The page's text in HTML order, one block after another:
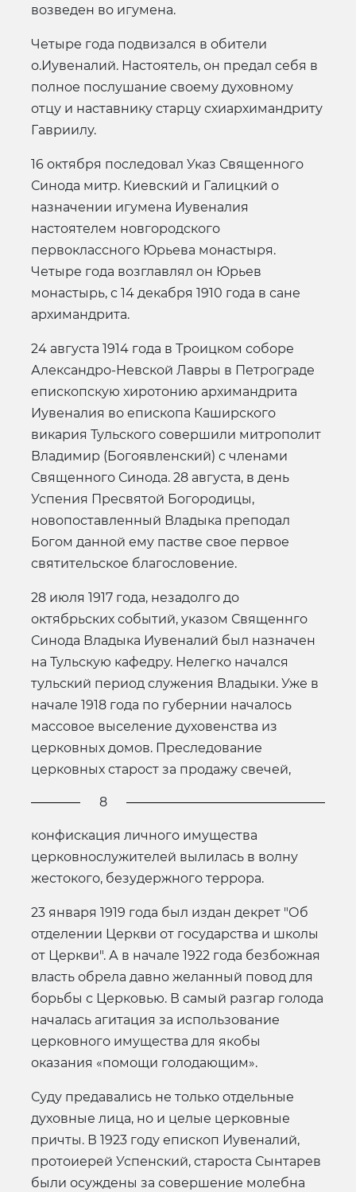
возведен во игумена.
Четыре года подвизался в обители
о.Иувеналий. Настоятель, он предал себя в
полное послушание своему духовному
отцу и наставнику старцу схиархимандриту
Гавриилу.
16 октября последовал Указ Священного
Синода митр. Киевский и Галицкий о
назначении игумена Иувеналия
настоятелем новгородского
первоклассного Юрьева монастыря.
Четыре года возглавлял он Юрьев
монастырь, с 14 декабря 1910 года в сане
архимандрита.
24 августа 1914 года в Троицком соборе
Александро-Невской Лавры в Петрограде
епископскую хиротонию архимандрита
Иувеналия во епископа Каширского
викария Тульского совершили митрополит
Владимир (Богоявленский) с членами
Священного Синода. 28 августа, в день
Успения Пресвятой Богородицы,
новопоставленный Владыка преподал
Богом данной ему пастве свое первое
святительское благословение.
28 июля 1917 года, незадолго до
октябрьских событий, указом Священнго
Синода Владыка Иувеналий был назначен
на Тульскую кафедру. Нелегко начался
тульский период служения Владыки. Уже в
начале 1918 года по губернии началось
массовое выселение духовенства из
церковных домов. Преследование
церковных старост за продажу свечей,
8
конфискация личного имущества
церковнослужителей вылилась в волну
жестокого, безудержного террора.
23 января 1919 года был издан декрет "Об
отделении Церкви от государства и школы
от Церкви". А в начале 1922 года безбожная
власть обрела давно желанный повод для
борьбы с Церковью. В самый разгар голода
началась агитация за использование
церковного имущества для якобы
оказания «помощи голодающим».
Суду предавались не только отдельные
духовные лица, но и целые церковные
причты. В 1923 году епископ Иувеналий,
протоиерей Успенский, староста Сынтарев
были осуждены за совершение молебна